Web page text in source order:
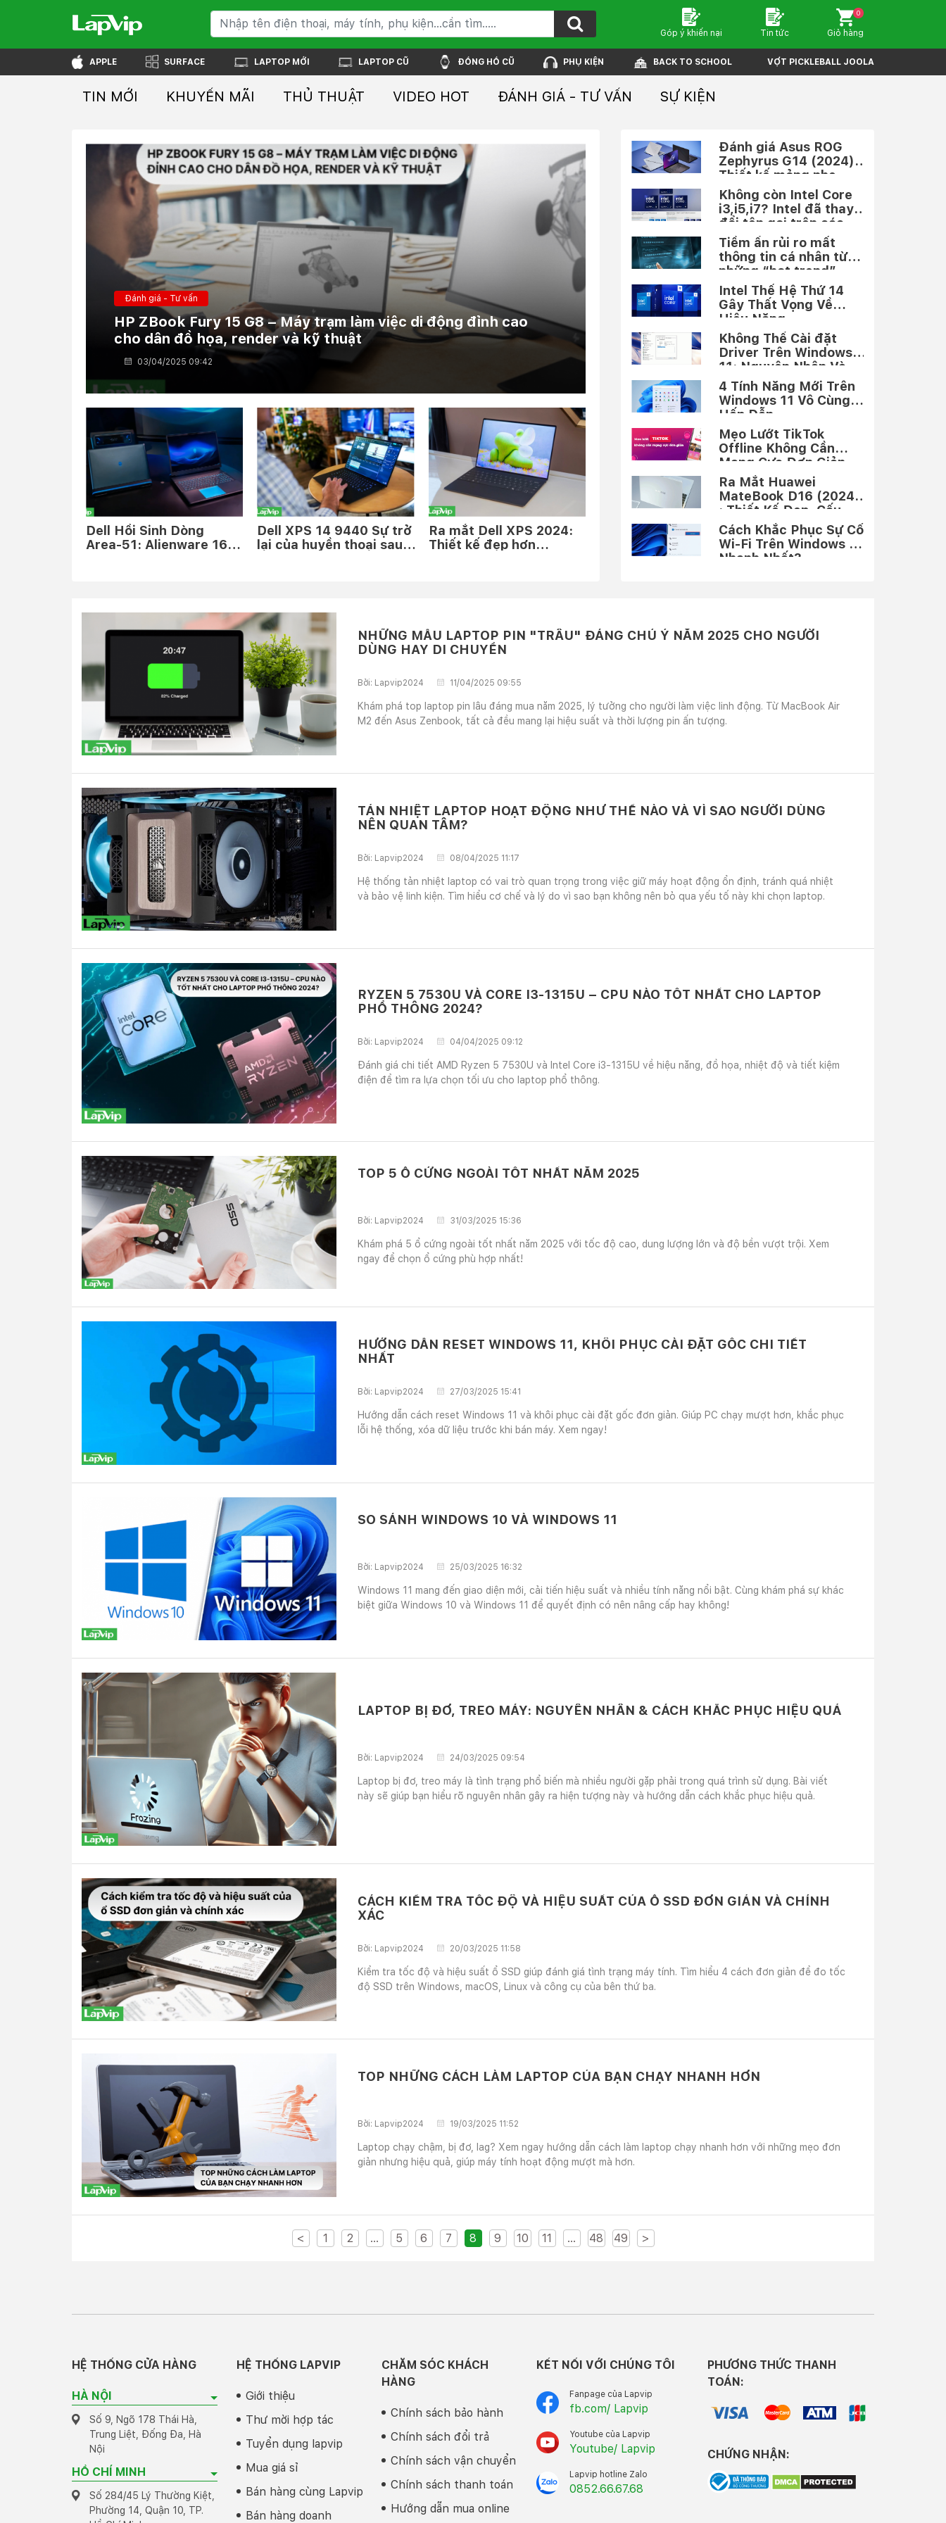
Góp ý khiến nại Tin tức Giỏ hàng
0
APPLE SURFACE LAPTOP MỚI LAPTOP CŨ ĐỒNG HỒ CŨ PHỤ KIỆN BACK TO SCHOOL VỢT PICKLEBALL JOOLA
TIN MỚI KHUYẾN MÃI THỦ THUẬT VIDEO HOT ĐÁNH GIÁ - TƯ VẤN SỰ KIỆN
Đánh giá - Tư vấn
HP ZBook Fury 15 G8 – Máy trạm làm việc di động đỉnh cao
cho dân đồ họa, render và kỹ thuật
03/04/2025 09:42
Dell Hồi Sinh Dòng
Area-51: Alienware 16
Dell XPS 14 9440 Sự trở
lại của huyền thoại sau
Ra mắt Dell XPS 2024:
Thiết kế đẹp hơn
Đánh giá Asus ROG
Zephyrus G14 (2024):
Thiết kế mỏng nhẹ,
hiệu năng khủng
Không còn Intel Core
i3,i5,i7? Intel đã thay
đổi tên gọi trên các
dòng chip mới
Tiềm ẩn rủi ro mất
thông tin cá nhân từ
những “hot trend”
trên mạng xã hội
Intel Thế Hệ Thứ 14
Gây Thất Vọng Về
Hiệu Năng
Không Thể Cài đặt
Driver Trên Windows
11: Nguyên Nhân Và
Cách Khắc Phục
4 Tính Năng Mới Trên
Windows 11 Vô Cùng
Hấp Dẫn
Mẹo Lướt TikTok
Offline Không Cần
Mạng Cực Đơn Giản
Ra Mắt ​Huawei
MateBook D16 (2024)​
: Thiết Kế Đẹp, Cấu
Hình Xịn
Cách Khắc Phục Sự Cố
Wi-Fi Trên Windows 11
Nhanh Nhất?
NHỮNG MẪU LAPTOP PIN "TRÂU" ĐÁNG CHÚ Ý NĂM 2025 CHO NGƯỜI
DÙNG HAY DI CHUYỂN
Bởi: Lapvip2024 11/04/2025 09:55
Khám phá top laptop pin lâu đáng mua năm 2025, lý tưởng cho người làm việc linh động. Từ MacBook Air
M2 đến Asus Zenbook, tất cả đều mang lại hiệu suất và thời lượng pin ấn tượng.
TẢN NHIỆT LAPTOP HOẠT ĐỘNG NHƯ THẾ NÀO VÀ VÌ SAO NGƯỜI DÙNG
NÊN QUAN TÂM?
Bởi: Lapvip2024 08/04/2025 11:17
Hệ thống tản nhiệt laptop có vai trò quan trọng trong việc giữ máy hoạt động ổn định, tránh quá nhiệt
và bảo vệ linh kiện. Tìm hiểu cơ chế và lý do vì sao bạn không nên bỏ qua yếu tố này khi chọn laptop.
RYZEN 5 7530U VÀ CORE I3-1315U – CPU NÀO TỐT NHẤT CHO LAPTOP
PHỔ THÔNG 2024?
Bởi: Lapvip2024 04/04/2025 09:12
Đánh giá chi tiết AMD Ryzen 5 7530U và Intel Core i3-1315U về hiệu năng, đồ họa, nhiệt độ và tiết kiệm
điện để tìm ra lựa chọn tối ưu cho laptop phổ thông.
TOP 5 Ổ CỨNG NGOÀI TỐT NHẤT NĂM 2025
Bởi: Lapvip2024 31/03/2025 15:36
Khám phá 5 ổ cứng ngoài tốt nhất năm 2025 với tốc độ cao, dung lượng lớn và độ bền vượt trội. Xem
ngay để chọn ổ cứng phù hợp nhất!
HƯỚNG DẪN RESET WINDOWS 11, KHÔI PHỤC CÀI ĐẶT GỐC CHI TIẾT
NHẤT
Bởi: Lapvip2024 27/03/2025 15:41
Hướng dẫn cách reset Windows 11 và khôi phục cài đặt gốc đơn giản. Giúp PC chạy mượt hơn, khắc phục
lỗi hệ thống, xóa dữ liệu trước khi bán máy. Xem ngay!
SO SÁNH WINDOWS 10 VÀ WINDOWS 11
Bởi: Lapvip2024 25/03/2025 16:32
Windows 11 mang đến giao diện mới, cải tiến hiệu suất và nhiều tính năng nổi bật. Cùng khám phá sự khác
biệt giữa Windows 10 và Windows 11 để quyết định có nên nâng cấp hay không!
LAPTOP BỊ ĐƠ, TREO MÁY: NGUYÊN NHÂN & CÁCH KHẮC PHỤC HIỆU QUẢ
Bởi: Lapvip2024 24/03/2025 09:54
Laptop bị đơ, treo máy là tình trạng phổ biến mà nhiều người gặp phải trong quá trình sử dụng. Bài viết
này sẽ giúp bạn hiểu rõ nguyên nhân gây ra hiện tượng này và hướng dẫn cách khắc phục hiệu quả.
CÁCH KIỂM TRA TỐC ĐỘ VÀ HIỆU SUẤT CỦA Ổ SSD ĐƠN GIẢN VÀ CHÍNH
XÁC
Bởi: Lapvip2024 20/03/2025 11:58
Kiểm tra tốc độ và hiệu suất ổ SSD giúp đánh giá tình trạng máy tính. Tìm hiểu 4 cách đơn giản để đo tốc
độ SSD trên Windows, macOS, Linux và công cụ của bên thứ ba.
TOP NHỮNG CÁCH LÀM LAPTOP CỦA BẠN CHẠY NHANH HƠN
Bởi: Lapvip2024 19/03/2025 11:52
Laptop chạy chậm, bị đơ, lag? Xem ngay hướng dẫn cách làm laptop chạy nhanh hơn với những mẹo đơn
giản nhưng hiệu quả, giúp máy tính hoạt động mượt mà hơn.
< 1 2 ... 5 6 7 8 9 10 11 ... 48 49 >
HỆ THỐNG CỬA HÀNG
HÀ NỘI
Số 9, Ngõ 178 Thái Hà,
Trung Liệt, Đống Đa, Hà
Nội
HỒ CHÍ MINH
Số 284/45 Lý Thường Kiệt,
Phường 14, Quận 10, TP.
HỆ THỐNG LAPVIP
Giới thiệu
Thư mời hợp tác
Tuyển dụng lapvip
Mua giá sỉ
Bán hàng cùng Lapvip
Bán hàng doanh
CHĂM SÓC KHÁCH
HÀNG
Chính sách bảo hành
Chính sách đổi trả
Chính sách vận chuyển
Chính sách thanh toán
Hướng dẫn mua online
KẾT NỐI VỚI CHÚNG TÔI
Fanpage của Lapvip
fb.com/ Lapvip
Youtube của Lapvip
Youtube/ Lapvip
Lapvip hotline Zalo
0852.66.67.68
PHƯƠNG THỨC THANH
TOÁN:
CHỨNG NHẬN: